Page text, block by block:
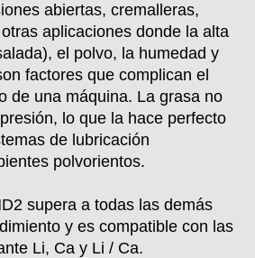
abiertas, cremalleras,
aplicaciones donde la alta
el polvo, la humedad y
factores que complican el
de una máquina. La grasa no
lo que la hace perfecto
de lubricación
polvorientos.
supera a todas las demás
y es compatible con las
Li, Ca y Li / Ca.